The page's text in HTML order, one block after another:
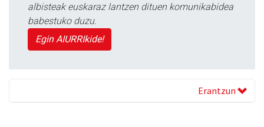
albisteak euskaraz lantzen dituen komunikabidea
babestuko duzu.
Egin AIURRIkide!
Erantzun